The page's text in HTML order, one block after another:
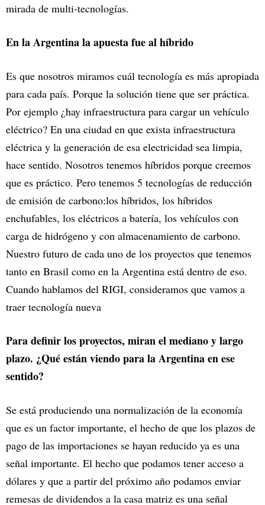
mirada de multi-tecnologías.
En la Argentina la apuesta fue al híbrido
Es que nosotros miramos cuál tecnología es más apropiada
para cada país. Porque la solución tiene que ser práctica.
Por ejemplo ¿hay infraestructura para cargar un vehículo
eléctrico? En una ciudad en que exista infraestructura
eléctrica y la generación de esa electricidad sea limpia,
hace sentido. Nosotros tenemos híbridos porque creemos
que es práctico. Pero tenemos 5 tecnologías de reducción
de emisión de carbono:los híbridos, los híbridos
enchufables, los eléctricos a batería, los vehículos con
carga de hidrógeno y con almacenamiento de carbono.
Nuestro futuro de cada uno de los proyectos que tenemos
tanto en Brasil como en la Argentina está dentro de eso.
Cuando hablamos del RIGI, consideramos que vamos a
traer tecnología nueva
Para definir los proyectos, miran el mediano y largo
plazo. ¿Qué están viendo para la Argentina en ese
sentido?
Se está produciendo una normalización de la economía
que es un factor importante, el hecho de que los plazos de
pago de las importaciones se hayan reducido ya es una
señal importante. El hecho que podamos tener acceso a
dólares y que a partir del próximo año podamos enviar
remesas de dividendos a la casa matriz es una señal